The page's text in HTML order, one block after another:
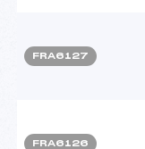
FRA6127
FRA6126